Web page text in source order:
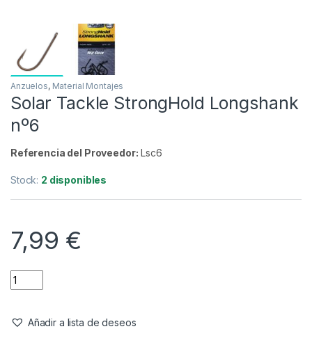
Anzuelos, Material Montajes
Solar Tackle StrongHold Longshank
nº6
Referencia del Proveedor: Lsc6
Stock: 2 disponibles
7,99 €
Añadir a lista de deseos